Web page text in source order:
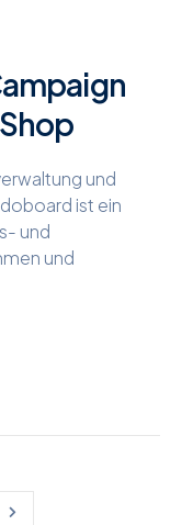
und
ist ein
und
und